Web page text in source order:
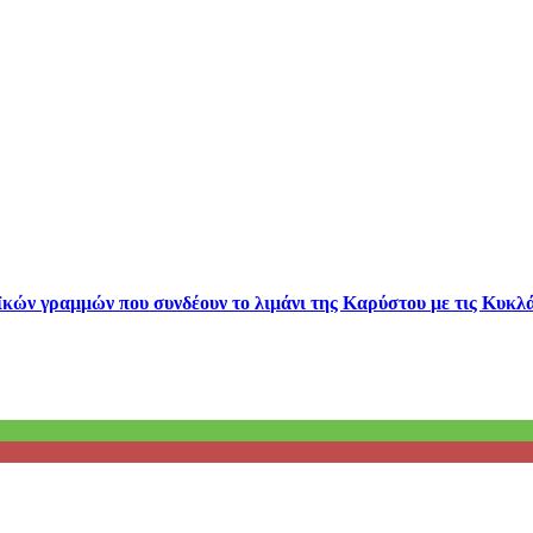
γραμμών που συνδέουν το λιμάνι της Καρύστου με τις